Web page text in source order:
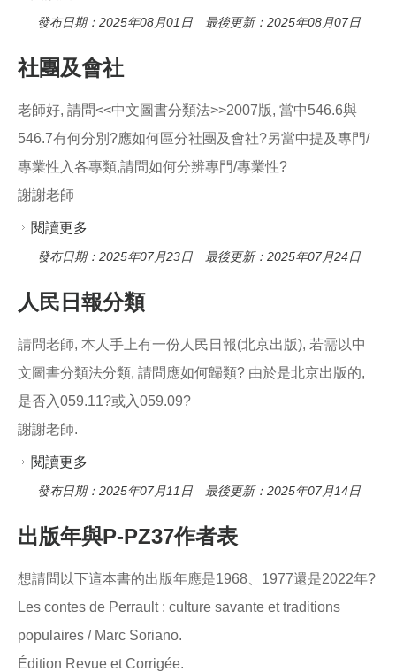
發布日期：2025年08月01日 最後更新：2025年08月07日
社團及會社
老師好, 請問<<中文圖書分類法>>2007版, 當中546.6與
546.7有何分別?應如何區分社團及會社?另當中提及專門/
專業性入各專類,請問如何分辨專門/專業性?
謝謝老師
閱讀更多
發布日期：2025年07月23日 最後更新：2025年07月24日
人民日報分類
請問老師, 本人手上有一份人民日報(北京出版), 若需以中
文圖書分類法分類, 請問應如何歸類? 由於是北京出版的,
是否入059.11?或入059.09?
謝謝老師.
閱讀更多
發布日期：2025年07月11日 最後更新：2025年07月14日
出版年與P-PZ37作者表
想請問以下這本書的出版年應是1968、1977還是2022年?
Les contes de Perrault : culture savante et traditions
populaires / Marc Soriano.
Édition Revue et Corrigée.